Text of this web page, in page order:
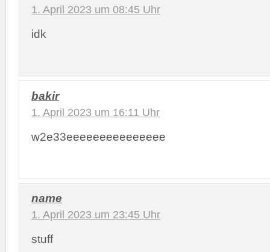
1. April 2023 um 08:45 Uhr
idk
bakir
1. April 2023 um 16:11 Uhr
w2e33eeeeeeeeeeeeeee
name
1. April 2023 um 23:45 Uhr
stuff